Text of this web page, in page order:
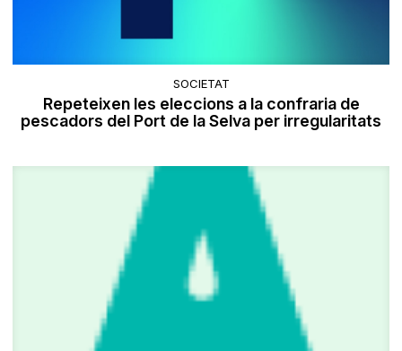
SOCIETAT
Repeteixen les eleccions a la confraria de
pescadors del Port de la Selva per irregularitats